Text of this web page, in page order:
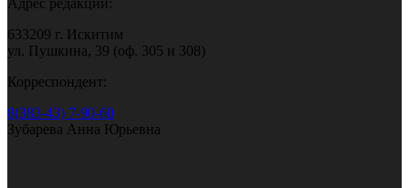
Адрес редакции:
633209 г. Искитим
ул. Пушкина, 39 (оф. 305 и 308)
Корреспондент:
8(383-43) 7-90-60
Зубарева Анна Юрьевна